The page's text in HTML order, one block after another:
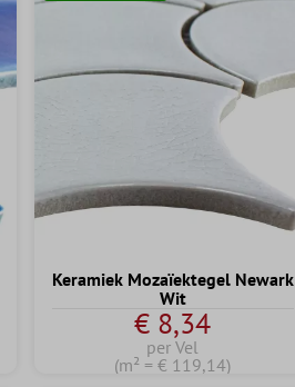
Keramiek Mozaïektegel Newark
Wit
€ 8,34
per Vel
(m² = € 119,14)